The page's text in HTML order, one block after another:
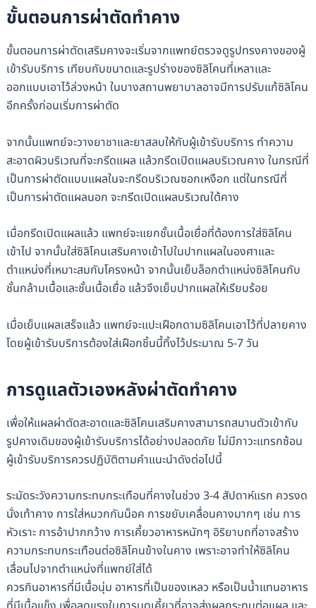
ขั้นตอนการผ่าตัดทำคาง
ขั้นตอนการผ่าตัดเสริมคางจะเริ่มจากแพทย์ตรวจดูรูปทรงคางของผู้
เข้ารับบริการ เทียบกับขนาดและรูปร่างของซิลิโคนที่เหลาและ
ออกแบบเอาไว้ล่วงหน้า ในบางสถานพยาบาลอาจมีการปรับแก้ซิลิโคน
อีกครั้งก่อนเริ่มการผ่าตัด
จากนั้นแพทย์จะวางยาชาและยาสลบให้กับผู้เข้ารับบริการ ทำความ
สะอาดผิวบริเวณที่จะกรีดแผล แล้วกรีดเปิดแผลบริเวณคาง ในกรณีที่
เป็นการผ่าตัดแบบแผลในจะกรีดบริเวณซอกเหงือก แต่ในกรณีที่
เป็นการผ่าตัดแผลนอก จะกรีดเปิดแผลบริเวณใต้คาง
เมื่อกรีดเปิดแผลแล้ว แพทย์จะแยกชั้นเนื้อเยื่อที่ต้องการใส่ซิลิโคน
เข้าไป จากนั้นใส่ซิลิโคนเสริมคางเข้าไปในปากแผลในองศาและ
ตำแหน่งที่เหมาะสมกับโครงหน้า จากนั้นเย็บล็อกตำแหน่งซิลิโคนกับ
ชั้นกล้ามเนื้อและชั้นเนื้อเยื่อ แล้วจึงเย็บปากแผลให้เรียบร้อย
เมื่อเย็บแผลเสร็จแล้ว แพทย์จะแปะเฝือกดามซิลิโคนเอาไว้ที่ปลายคาง
โดยผู้เข้ารับบริการต้องใส่เฝือกชิ้นนี้ทิ้งไว้ประมาณ 5-7 วัน
การดูแลตัวเองหลังผ่าตัดทำคาง
เพื่อให้แผลผ่าตัดสะอาดและซิลิโคนเสริมคางสามารถสมานตัวเข้ากับ
รูปคางเดิมของผู้เข้ารับบริการได้อย่างปลอดภัย ไม่มีภาวะแทรกซ้อน
ผู้เข้ารับบริการควรปฏิบัติตามคำแนะนำดังต่อไปนี้
ระมัดระวังความกระทบกระเทือนที่คางในช่วง 3-4 สัปดาห์แรก ควรงด
นั่งเท้าคาง การใส่หมวกกันน็อค การขยับเคลื่อนคางมากๆ เช่น การ
หัวเราะ การอ้าปากกว้าง การเคี้ยวอาหารหนักๆ อิริยาบถที่อาจสร้าง
ความกระทบกระเทือนต่อซิลิโคนข้างในคาง เพราะอาจทำให้ซิลิโคน
เลื่อนไปจากตำแหน่งที่แพทย์ใส่ได้
ควรกินอาหารที่มีเนื้อนุ่ม อาหารที่เป็นของเหลว หรือเป็นน้ำแทนอาหาร